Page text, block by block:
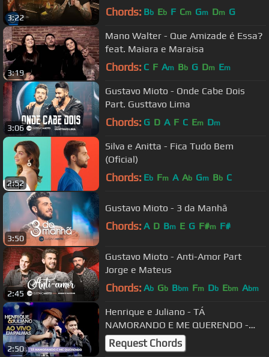
3:22
(Vídeo Oficial)
Chords: Bb Eb F Cm Gm Dm G
3:19
Mano Walter - Que Amizade é Essa?
feat. Maiara e Maraisa
Chords: C F Am Bb G Dm Em
3:06
Gustavo Mioto - Onde Cabe Dois
Part. Gusttavo Lima
Chords: G D A F C Em Dm
2:52
Silva e Anitta - Fica Tudo Bem
(Oficial)
Chords: Eb Fm A Ab Gm Bb C
3:50
Gustavo Mioto - 3 da Manhã
Chords: A D Bm E G F#m F#
2:45
Gustavo Mioto - Anti-Amor Part
Jorge e Mateus
Chords: Ab Gb Bbm Fm Db Ebm Abm
2:50
Henrique e Juliano - TÁ
NAMORANDO E ME QUERENDO -
DVD Ao vivo em Palmas
Request Chords